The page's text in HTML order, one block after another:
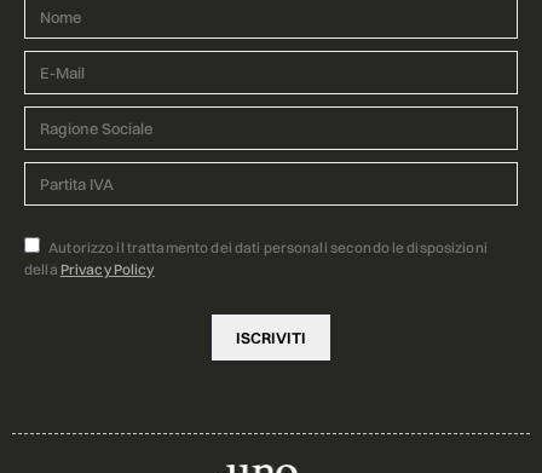
Autorizzo il trattamento dei dati personali secondo le disposizioni
della Privacy Policy